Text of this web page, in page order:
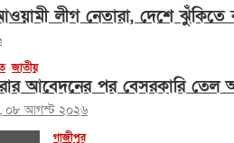
লীগ নেতারা, দেশে ঝুঁকিতে
জাতীয়
আবেদনের পর বেসরকারি তেল
০৮ আগস্ট ২০২৬
গাজীপুর